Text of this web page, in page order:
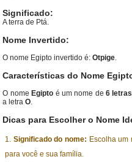
Significado:
A terra de Ptá.
Nome Invertido:
O nome Egipto invertido é:Otpige.
Características do Nome
O nome Egipto é um nome de 6 letras
a letraO.
Dicas para Escolher o Nome
Significado do nome: Escolha um
para você e sua família.